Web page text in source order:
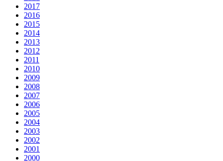
2017
2016
2015
2014
2013
2012
2011
2010
2009
2008
2007
2006
2005
2004
2003
2002
2001
2000